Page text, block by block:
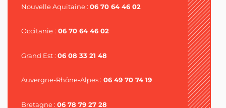
Nouvelle Aquitaine : 06 70 64 46 02
Occitanie : 06 70 64 46 02
Grand Est : 06 08 33 21 48
Auvergne-Rhône-Alpes : 06 49 70 74 19
Bretagne : 06 78 79 27 28